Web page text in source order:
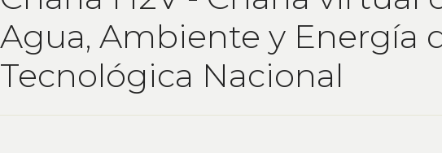
Agua, Ambiente y Energía
Tecnológica Nacional